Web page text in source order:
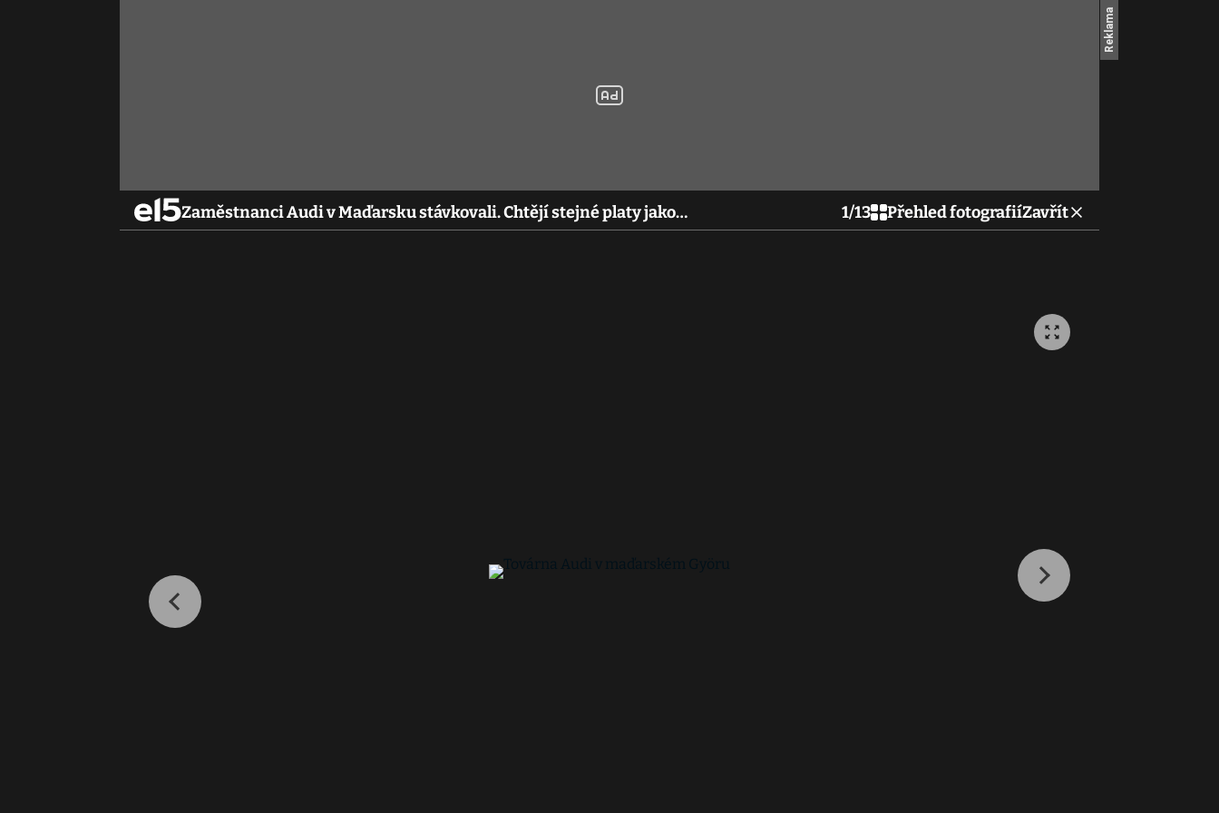
Zaměstnanci Audi v Maďarsku stávkovali. Chtějí stejné platy jako… 1/13 Přehled fotografiíZavřít